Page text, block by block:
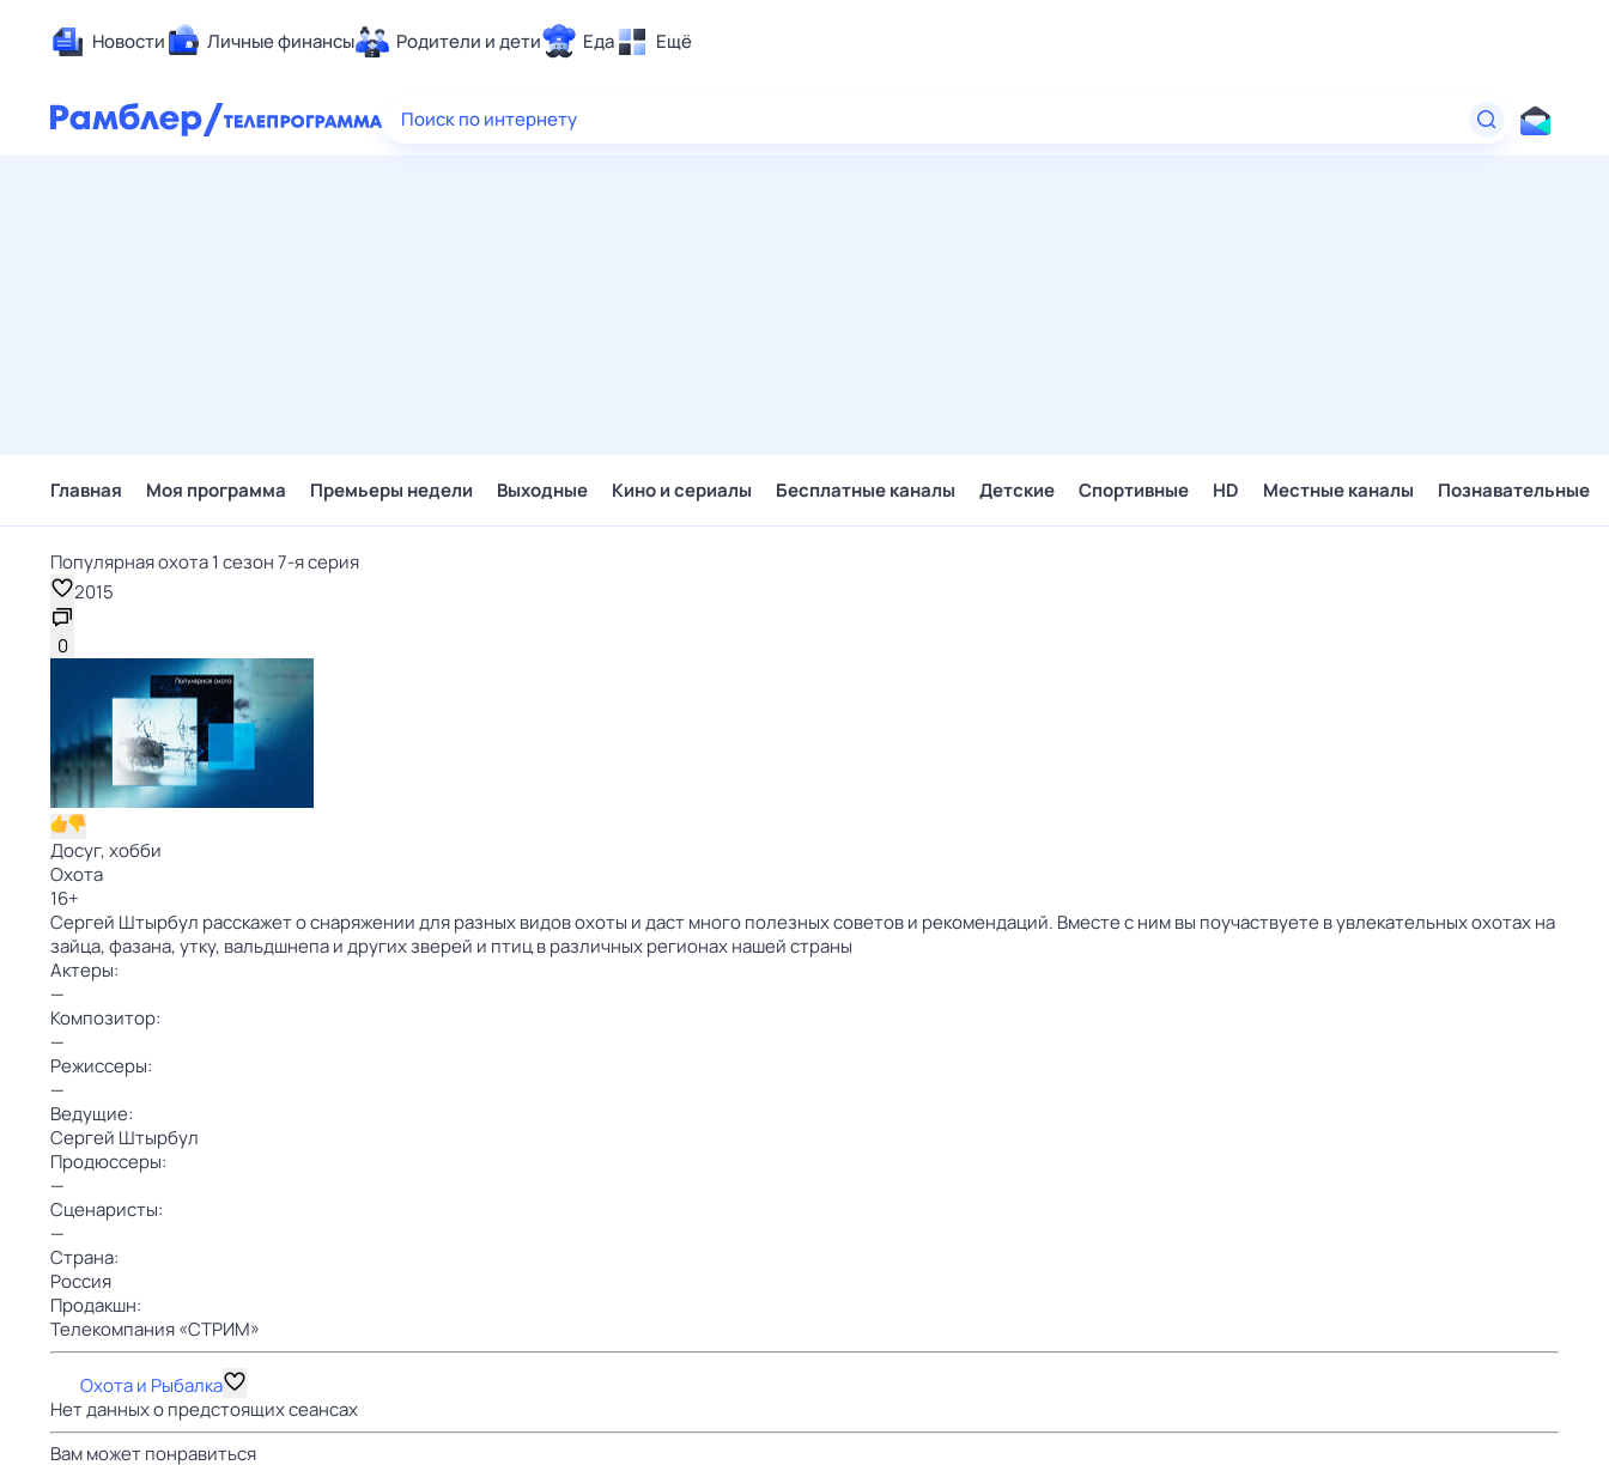
Новости Личные финансы Родители и дети Еда Ещё
Здоровье
Поиск по интернету
Главная Моя программа Премьеры недели Выходные Кино и сериалы Бесплатные каналы Детские Спортивные HD Местные каналы Познавательные
Популярная охота 1 сезон 7-я серия
2015
0
Досуг, хобби
Охота
16+
Сергей Штырбул расскажет о снаряжении для разных видов охоты и даст много полезных советов и рекомендаций. Вместе с ним вы поучаствуете в увлекательных охотах на
зайца, фазана, утку, вальдшнепа и других зверей и птиц в различных регионах нашей страны
Актеры:
—
Композитор:
—
Режиссеры:
—
Ведущие:
Сергей Штырбул
Продюссеры:
—
Сценаристы:
—
Страна:
Россия
Продакшн:
Телекомпания «СТРИМ»
Охота и Рыбалка
Нет данных о предстоящих сеансах
Вам может понравиться